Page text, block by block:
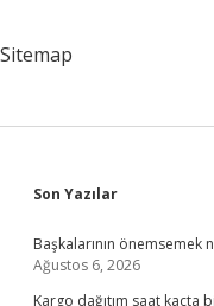
Sitemap
Sidebar
Son Yazılar
Başkalarının önemsemek
Ağustos 6, 2026
Kargo dağıtım saat kaçta